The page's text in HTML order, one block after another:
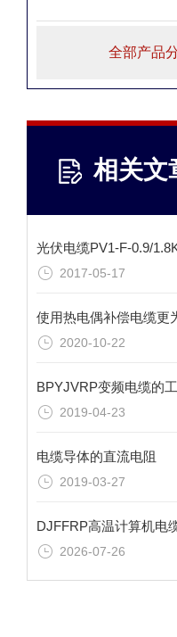
全部产品
相关文
光伏电缆PV1-F-0.9/
2017-05-17
使用热电偶补偿电缆更
2020-10-22
BPYJVRP变频电缆的
2019-04-23
电缆导体的直流电阻
2019-03-27
2026-07-26